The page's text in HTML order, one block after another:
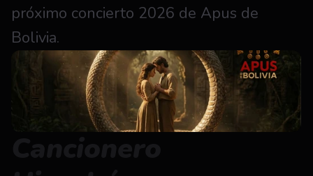
próximo concierto 2026 de Apus de
Bolivia.